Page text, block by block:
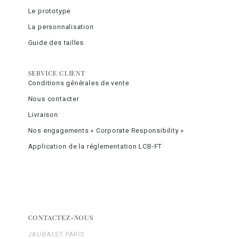
Le prototype
La personnalisation
Guide des tailles
SERVICE CLIENT
Conditions générales de vente
Nous contacter
Livraison
Nos engagements « Corporate Responsibility »
Application de la réglementation LCB-FT
CONTACTEZ-NOUS
JAUBALET PARIS